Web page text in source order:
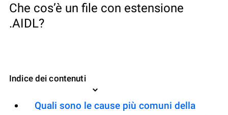
Che cos’è un file con estensione
.AIDL?
Indice dei contenuti
Quali sono le cause più comuni della